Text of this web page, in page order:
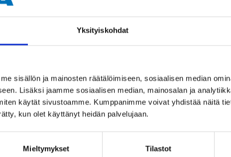
Yksityiskohdat
sisällön ja mainosten räätälöimiseen, sosiaalisen median
Lisäksi jaamme sosiaalisen median, mainosalan ja
käytät sivustoamme. Kumppanimme voivat yhdistää näitä
kun olet käyttänyt heidän palvelujaan.
Mieltymykset Tilastot
Andra kunder köpte också